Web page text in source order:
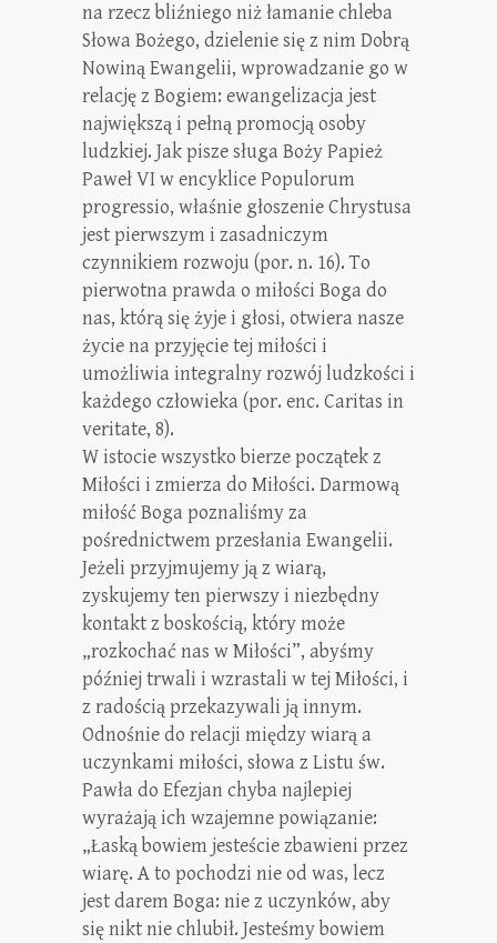
na rzecz bliźniego niż łamanie chleba
Słowa Bożego, dzielenie się z nim Dobrą
Nowiną Ewangelii, wprowadzanie go w
relację z Bogiem: ewangelizacja jest
największą i pełną promocją osoby
ludzkiej. Jak pisze sługa Boży Papież
Paweł VI w encyklice Populorum
progressio, właśnie głoszenie Chrystusa
jest pierwszym i zasadniczym
czynnikiem rozwoju (por. n. 16). To
pierwotna prawda o miłości Boga do
nas, którą się żyje i głosi, otwiera nasze
życie na przyjęcie tej miłości i
umożliwia integralny rozwój ludzkości i
każdego człowieka (por. enc. Caritas in
veritate, 8).
W istocie wszystko bierze początek z
Miłości i zmierza do Miłości. Darmową
miłość Boga poznaliśmy za
pośrednictwem przesłania Ewangelii.
Jeżeli przyjmujemy ją z wiarą,
zyskujemy ten pierwszy i niezbędny
kontakt z boskością, który może
„rozkochać nas w Miłości”, abyśmy
później trwali i wzrastali w tej Miłości, i
z radością przekazywali ją innym.
Odnośnie do relacji między wiarą a
uczynkami miłości, słowa z Listu św.
Pawła do Efezjan chyba najlepiej
wyrażają ich wzajemne powiązanie:
„Łaską bowiem jesteście zbawieni przez
wiarę. A to pochodzi nie od was, lecz
jest darem Boga: nie z uczynków, aby
się nikt nie chlubił. Jesteśmy bowiem